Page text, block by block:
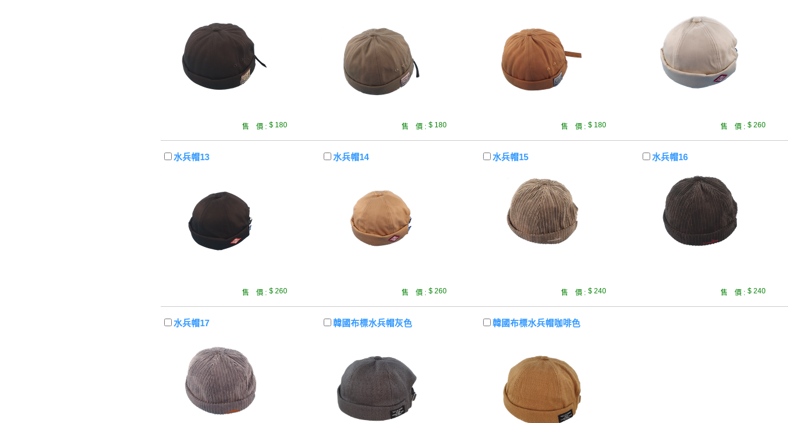
售 價 : $ 180 售 價 : $ 180 售 價 : $ 180 售 價 : $ 260
水兵帽13
售 價 : $ 260
水兵帽14
售 價 : $ 260
水兵帽15
售 價 : $ 240
水兵帽16
售 價 : $ 240
水兵帽17 韓國布標水兵帽灰色 韓國布標水兵帽咖啡色